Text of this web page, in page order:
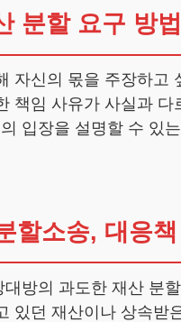
분할 요구 방법
자신의 몫을 주장하고
책임 사유가 사실과
입장을 설명할 수 있
할소송, 대응책
방의 과도한 재산 분
있던 재산이나 상속받